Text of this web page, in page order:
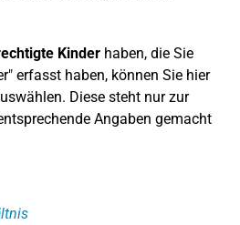
Kinder haben, die Sie
erfasst haben, können Sie hier
Diese steht nur zur
Angaben gemacht